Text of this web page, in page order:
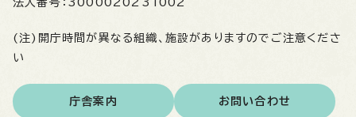
法人番号： 3000020231002
(注)開庁時間が異なる組織、施設がありますのでご注意くださ
い
庁舎案内 お問い合わせ